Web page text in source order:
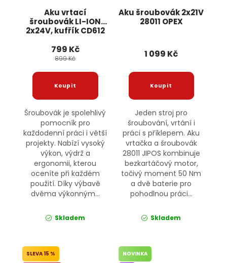
Aku vrtací
šroubovák LI-ION
2x24V, kufřík CD612
799 Kč
899 Kč
Šroubovák je spolehlivý
pomocník pro
každodenní práci i větší
projekty. Nabízí vysoký
výkon, výdrž a
ergonomii, kterou
oceníte při každém
použití. Díky výbavě
dvěma výkonným...
Skladem
Aku šroubovák 2x21V
28011 OPEX
1 099 Kč
Jeden stroj pro
šroubování, vrtání i
práci s příklepem. Aku
vrtačka a šroubovák
28011 JIPOS kombinuje
bezkartáčový motor,
točivý moment 50 Nm
a dvě baterie pro
pohodlnou práci...
Skladem
15 % NOVINKA